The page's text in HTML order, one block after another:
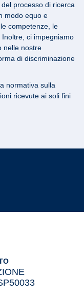
processo di ricerca
modo equo e
competenze, le
ci impegniamo
nelle nostre
di discriminazione
normativa sulla
ricevute ai soli fini